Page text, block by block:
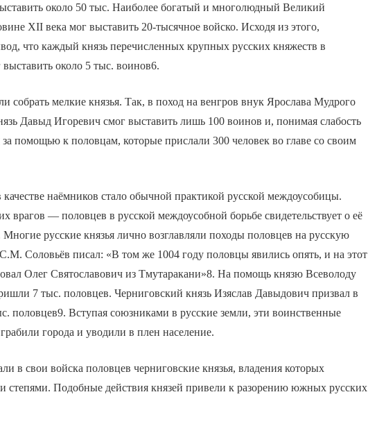
около 50 тыс. Наиболее богатый и многолюдный Великий
XII века мог выставить 20-тысячное войско. Исходя из этого,
что каждый князь перечисленных крупных русских княжеств в
около 5 тыс. воинов6.
собрать мелкие князья. Так, в поход на венгров внук Ярослава Мудрого
Давыд Игоревич смог выставить лишь 100 воинов и, понимая слабость
за помощью к половцам, которые прислали 300 человек во главе со своим
наёмников стало обычной практикой русской междоусобицы.
врагов — половцев в русской междоусобной борьбе свидетельствует о её
Многие русские князья лично возглавляли походы половцев на русскую
Соловьёв писал: «В том же 1004 году половцы явились опять, и на этот
Олег Святославович из Тмутаракани»8. На помощь князю Всеволоду
7 тыс. половцев. Черниговский князь Изяслав Давыдович призвал в
половцев9. Вступая союзниками в русские земли, эти воинственные
города и уводили в плен население.
в свои войска половцев черниговские князья, владения которых
степями. Подобные действия князей привели к разорению южных русских